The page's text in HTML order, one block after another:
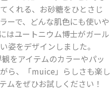
くれる、お砂糖をひとさじ
ーで、どんな肌⾊にも使いや
はユートニウム博⼠がガール
姿をデザインしました。
をアイテムのカラーやパッ
ら、「muice」らしさも楽し
ムをぜひお試しください！